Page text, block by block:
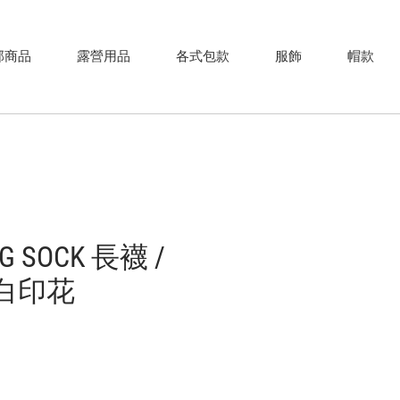
商品 露營用品 各式包款 服飾 帽款
SOCK 長襪 /
印花